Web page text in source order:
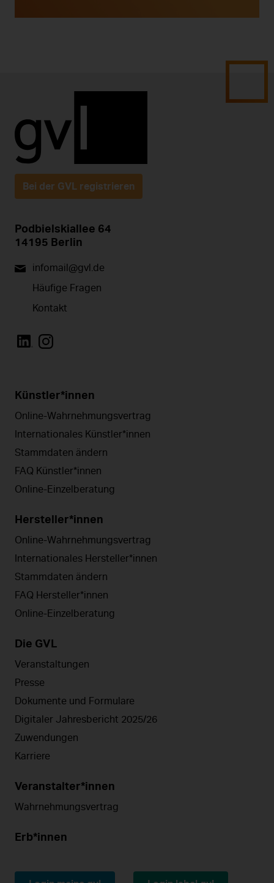
Bei der GVL registrieren
Podbielskiallee 64
14195 Berlin
infomail@gvl.de
Häufige Fragen
Kontakt
Künstler*innen
Online-Wahrnehmungsvertrag
Internationales Künstler*innen
Stammdaten ändern
FAQ Künstler*innen
Online-Einzelberatung
Hersteller*innen
Online-Wahrnehmungsvertrag
Internationales Hersteller*innen
Stammdaten ändern
FAQ Hersteller*innen
Online-Einzelberatung
Die GVL
Veranstaltungen
Presse
Dokumente und Formulare
Digitaler Jahresbericht 2025/26
Zuwendungen
Karriere
Veranstalter*innen
Wahrnehmungsvertrag
Erb*innen